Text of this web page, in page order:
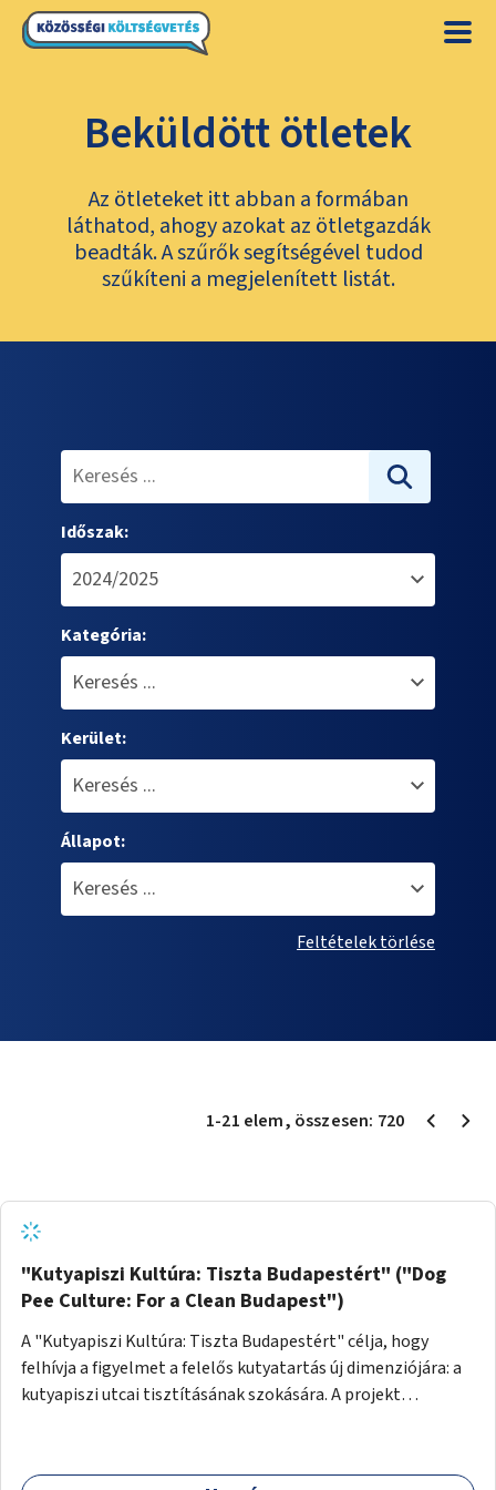
Beküldött ötletek
Az ötleteket itt abban a formában
láthatod, ahogy azokat az ötletgazdák
beadták. A szűrők segítségével tudod
szűkíteni a megjelenített listát.
Időszak:
Kategória:
Kerület:
Állapot:
Feltételek törlése
1-21 elem, összesen: 720
"Kutyapiszi Kultúra: Tiszta Budapestért" ("Dog
Pee Culture: For a Clean Budapest")
A "Kutyapiszi Kultúra: Tiszta Budapestért" célja, hogy
felhívja a figyelmet a felelős kutyatartás új dimenziójára: a
kutyapiszi utcai tisztításának szokására. A projekt
palack vízzel öblítsék le azt, ezzel hozzájárulva a tiszta,